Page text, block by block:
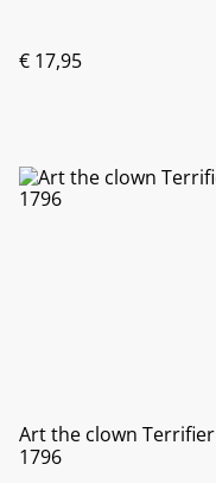
€ 17,95
Art the clown Terrifier
1796